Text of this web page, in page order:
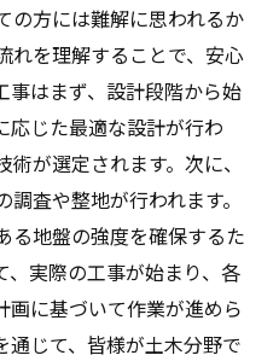
の方には難解に思われるか
れを理解することで、安心
事はまず、設計段階から始
応じた最適な設計が行わ
が選定されます。次に、
査や整地が行われます。
る地盤の強度を確保するた
、実際の工事が始まり、各
画に基づいて作業が進めら
通じて、皆様が土木分野で